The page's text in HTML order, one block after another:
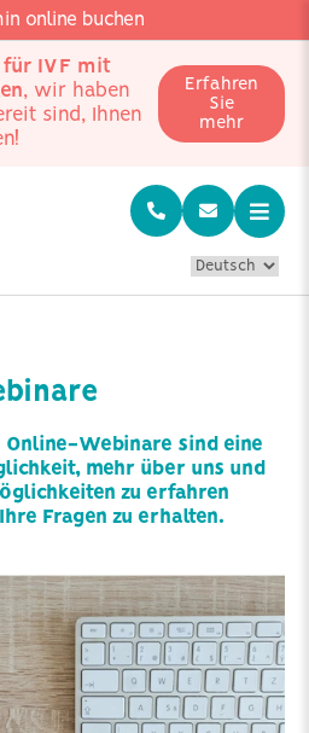
online buchen
für IVF mit
, wir haben
sind, Ihnen
Erfahren
Sie
mehr
Webinare
Online-Webinare sind eine
mehr über uns und
zu erfahren
Fragen zu erhalten.